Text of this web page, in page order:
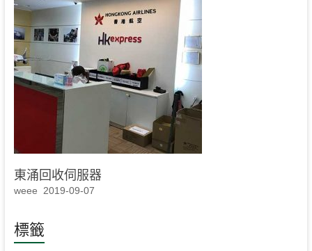
東涌回收伺服器
weee 2019-09-07
標籤